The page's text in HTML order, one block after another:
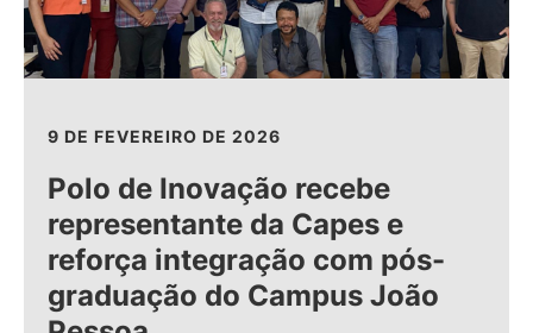
9 DE FEVEREIRO DE 2026
Polo de Inovação recebe
representante da Capes e
reforça integração com pós-
graduação do Campus João